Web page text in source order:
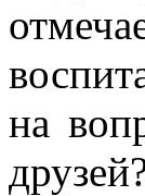
на